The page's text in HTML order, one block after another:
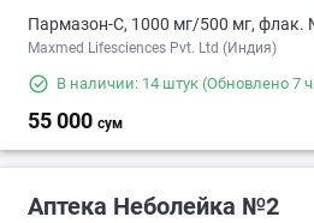
Пармазон-С, 1000 мг/500 мг, флак.
Maxmed Lifesciences Pvt. Ltd (Индия)
В наличии: 14 штук (Обновлено 7
55 000 сум
Аптека Неболейка №2